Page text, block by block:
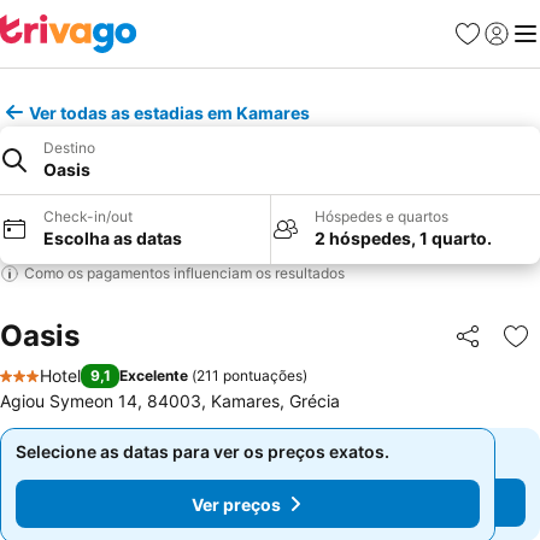
Favoritos
Iniciar
Ver todas as estadias em Kamares
Destino
Oasis
Check-in/out
Escolha as datas
Hóspedes e quartos
2 hóspedes, 1 quarto.
Como os pagamentos influenciam os resultados
Oasis Partilhar
3 Estrelas
Hotel 9,1 Excelente (211 pontuações)
Agiou Symeon 14, 84003, Kamares, Grécia
Selecione as datas para ver os preços exatos.
Ver preços
Selecione as datas para ver os preços exatos.
Ver preços